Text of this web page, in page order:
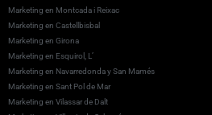
Marketing en Montcada i Reixac
Marketing en Castellbisbal
Marketing en Girona
Marketing en Esquirol, L’
Marketing en Navarredonda y San Mamés
Marketing en Sant Pol de Mar
Marketing en Vilassar de Dalt